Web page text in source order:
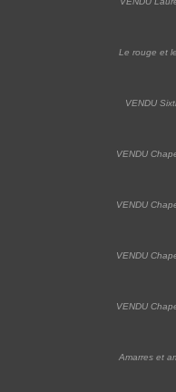
Le rouge et
VENDU
VENDU
VENDU
VENDU
VENDU
Amarres et